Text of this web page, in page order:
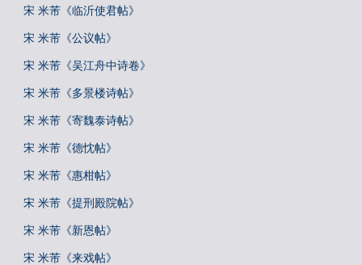
宋 米芾《临沂使君帖》
宋 米芾《公议帖》
宋 米芾《吴江舟中诗卷》
宋 米芾《多景楼诗帖》
宋 米芾《寄魏泰诗帖》
宋 米芾《德忱帖》
宋 米芾《惠柑帖》
宋 米芾《提刑殿院帖》
宋 米芾《新恩帖》
宋 米芾《来戏帖》